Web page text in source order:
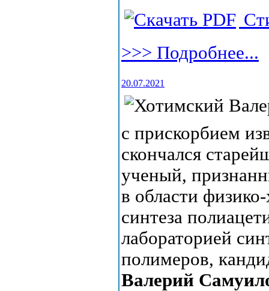
>>> Подробнее...
20.07.2021
с прискорбием
скончался
ученый,
в области
синтеза
лабораторией
полимеров,
Валерий